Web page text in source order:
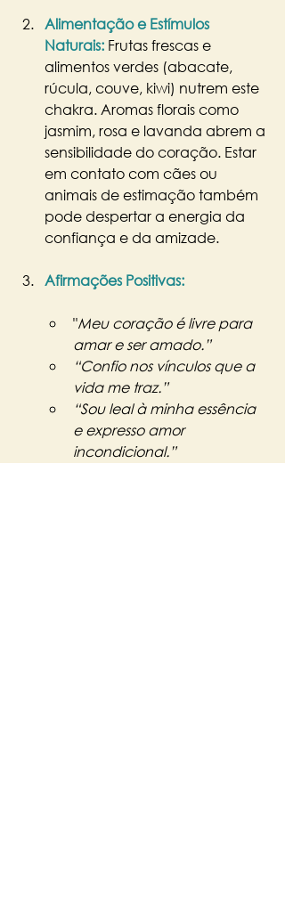
Alimentação e Estímulos
Naturais: Frutas frescas e
alimentos verdes (abacate,
rúcula, couve, kiwi) nutrem este
chakra. Aromas florais como
jasmim, rosa e lavanda abrem a
sensibilidade do coração. Estar
em contato com cães ou
animais de estimação também
pode despertar a energia da
confiança e da amizade.
Afirmações Positivas:
"Meu coração é livre para
amar e ser amado.”
“Confio nos vínculos que a
vida me traz.”
“Sou leal à minha essência
e expresso amor
incondicional.”